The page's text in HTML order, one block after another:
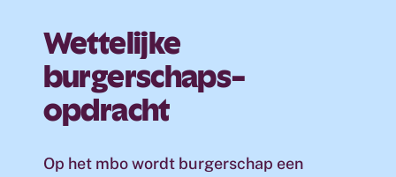
Wettelijke
burgerschaps-
opdracht
Op het mbo wordt burgerschap een